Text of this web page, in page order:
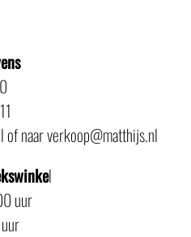
of naar verkoop@matthijs.nl
l
uur